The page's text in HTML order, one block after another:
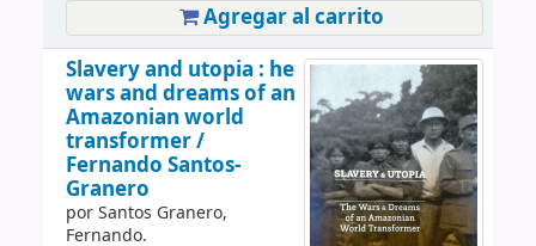
Agregar al carrito
Slavery and utopia : he
wars and dreams of an
Amazonian world
transformer /
Fernando Santos-
Granero
porSantos Granero,
Fernando.